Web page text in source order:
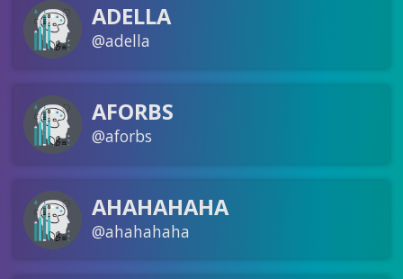
ADELLA
@adella
AFORBS
@aforbs
AHAHAHAHA
@ahahahaha